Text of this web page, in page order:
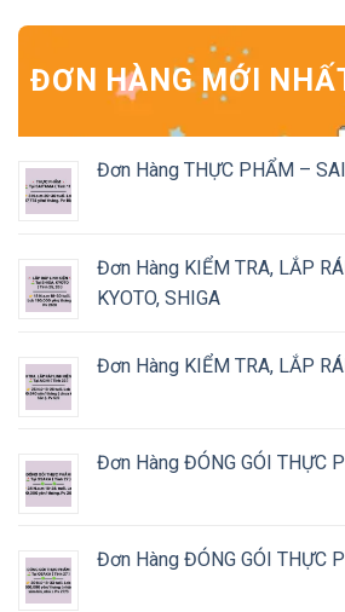
ĐƠN HÀNG MỚI
Đơn Hàng THỰC PHẨM –
Đơn Hàng KIỂM TRA, LẮP
KYOTO, SHIGA
Đơn Hàng KIỂM TRA, LẮP
Đơn Hàng ĐÓNG GÓI THỰC
Đơn Hàng ĐÓNG GÓI THỰC